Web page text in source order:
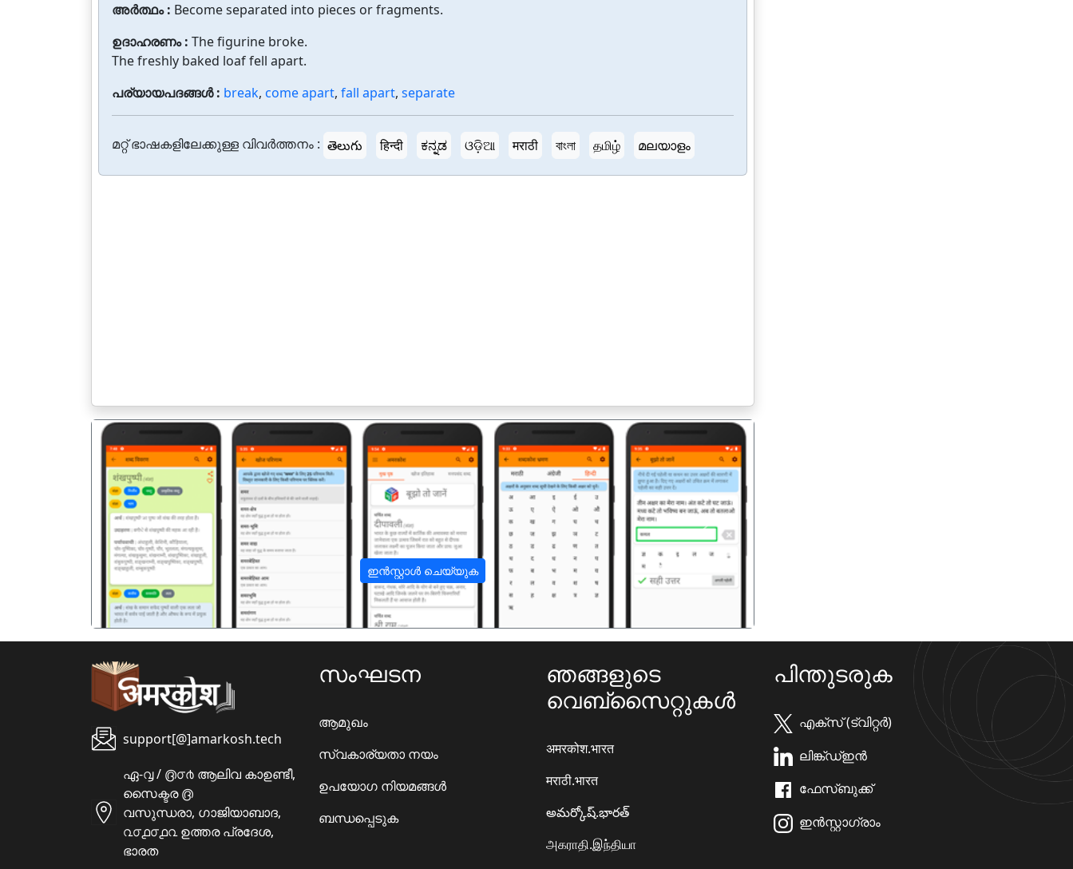
അർത്ഥം : Become separated into pieces or fragments.
ഉദാഹരണം : The figurine broke.
The freshly baked loaf fell apart.
പര്യായപദങ്ങൾ : break, come apart, fall apart, separate
മറ്റ് ഭാഷകളിലേക്കുള്ള വിവർത്തനം : తెలుగు हिन्दी ಕನ್ನಡ ଓଡ଼ିଆ मराठी বাংলা தமிழ் മലയാളം
ഇൻസ്റ്റാൾ ചെയ്യുക
पिछला अगला
support[@]amarkosh.tech
ഏ-൮ / ൫൦൪ ആലിവ കാഉണ്ടീ,
സൈക്ടര ൫
വസുന്ധരാ, ഗാജിയാബാദ,
൨൦൧൦൧൨ ഉത്തര പ്രദേശ,
ഭാരത
സംഘടന
ആമുഖം
സ്വകാര്യതാ നയം
ഉപയോഗ നിയമങ്ങൾ
ബന്ധപ്പെടുക
ഞങ്ങളുടെ
വെബ്സൈറ്റുകൾ
अमरकोश.भारत
मराठी.भारत
అమర్కోష్.భారత్
அகராதி.இந்தியா
പിന്തുടരുക
എക്സ് (ട്വിറ്റർ)
ലിങ്ക്ഡ്ഇൻ
ഫേസ്ബുക്ക്
ഇൻസ്റ്റാഗ്രാം